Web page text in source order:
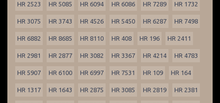
HR 2523 HR 5085 HR 6094 HR 6086 HR 7289 HR 1732
HR 3075 HR 3743 HR 4526 HR 5450 HR 6287 HR 7498
HR 6882 HR 8685 HR 8110 HR 408 HR 196 HR 2411
HR 2981 HR 2877 HR 3082 HR 3367 HR 4214 HR 4783
HR 5907 HR 6100 HR 6997 HR 7531 HR 109 HR 164
HR 1317 HR 1643 HR 2875 HR 3085 HR 2819 HR 2381